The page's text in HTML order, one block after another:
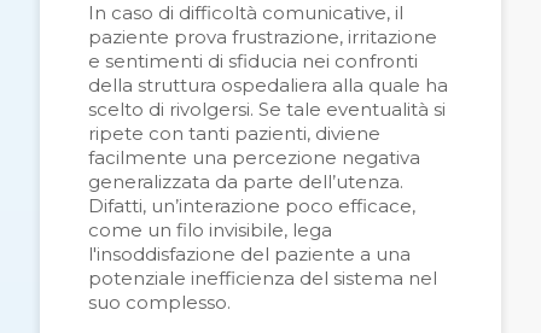
In caso di difficoltà comunicative, il
paziente prova frustrazione, irritazione
e sentimenti di sfiducia nei confronti
della struttura ospedaliera alla quale ha
scelto di rivolgersi. Se tale eventualità si
ripete con tanti pazienti, diviene
facilmente una percezione negativa
generalizzata da parte dell’utenza.
Difatti, un’interazione poco efficace,
come un filo invisibile, lega
l'insoddisfazione del paziente a una
potenziale inefficienza del sistema nel
suo complesso.